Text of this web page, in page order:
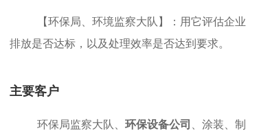
【环保局、环境监察大队】：用它评估企业
排放是否达标，以及处理效率是否达到要求。
主要客户
环保局监察大队、 环保设备公司 、涂装、制